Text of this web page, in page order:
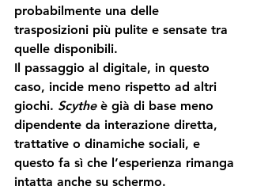
probabilmente una delle
trasposizioni più pulite e sensate tra
quelle disponibili.
Il passaggio al digitale, in questo
caso, incide meno rispetto ad altri
giochi. Scythe è già di base meno
dipendente da interazione diretta,
trattative o dinamiche sociali, e
questo fa sì che l’esperienza rimanga
intatta anche su schermo.